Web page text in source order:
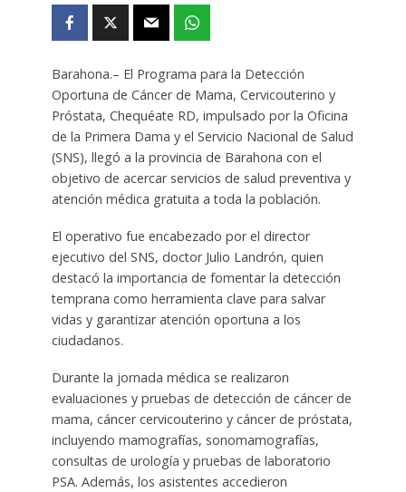
Barahona.– El Programa para la Detección
Oportuna de Cáncer de Mama, Cervicouterino y
Próstata, Chequéate RD, impulsado por la Oficina
de la Primera Dama y el Servicio Nacional de Salud
(SNS), llegó a la provincia de Barahona con el
objetivo de acercar servicios de salud preventiva y
atención médica gratuita a toda la población.
El operativo fue encabezado por el director
ejecutivo del SNS, doctor Julio Landrón, quien
destacó la importancia de fomentar la detección
temprana como herramienta clave para salvar
vidas y garantizar atención oportuna a los
ciudadanos.
Durante la jornada médica se realizaron
evaluaciones y pruebas de detección de cáncer de
mama, cáncer cervicouterino y cáncer de próstata,
incluyendo mamografías, sonomamografías,
consultas de urología y pruebas de laboratorio
PSA. Además, los asistentes accedieron